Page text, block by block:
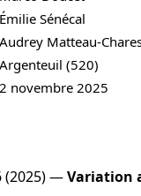
Émilie Sénécal
Audrey Matteau-
Argenteuil (520)
2 novembre 2025
(2025) —Variation